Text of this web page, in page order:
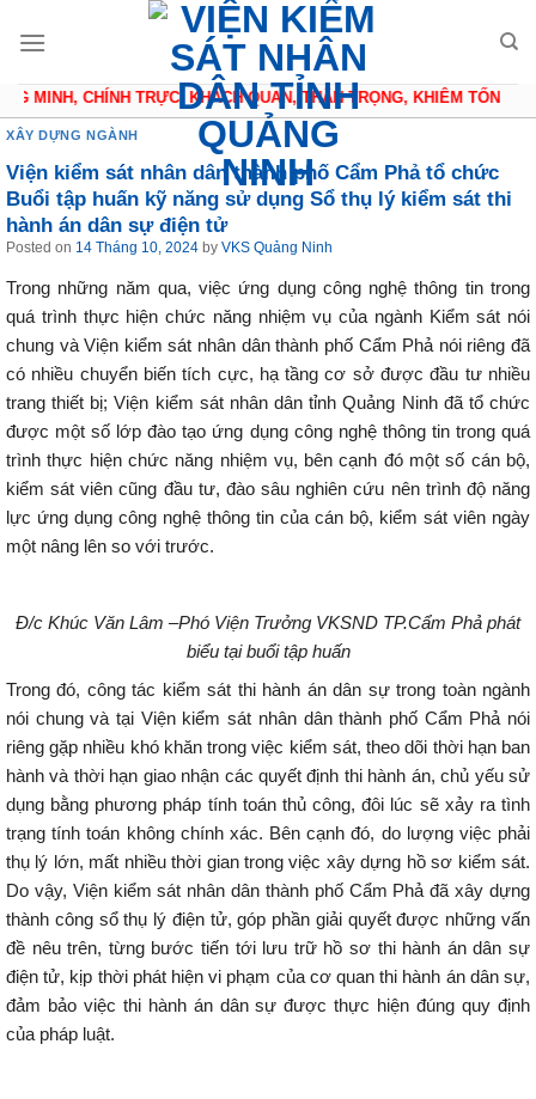
MINH, CHÍNH TRỰC, KHÁCH QUAN, THẬN TRỌNG, KHIÊM TỐN
XÂY DỰNG NGÀNH
Viện kiểm sát nhân dân thành phố Cẩm Phả tổ chức
Buổi tập huấn kỹ năng sử dụng Sổ thụ lý kiểm sát thi
hành án dân sự điện tử
Posted on 14 Tháng 10, 2024 by VKS Quảng Ninh
Trong những năm qua, việc ứng dụng công nghệ thông tin trong
quá trình thực hiện chức năng nhiệm vụ của ngành Kiểm sát nói
chung và Viện kiểm sát nhân dân thành phố Cẩm Phả nói riêng đã
có nhiều chuyển biến tích cực, hạ tầng cơ sở được đầu tư nhiều
trang thiết bị; Viện kiểm sát nhân dân tỉnh Quảng Ninh đã tổ chức
được một số lớp đào tạo ứng dụng công nghệ thông tin trong quá
trình thực hiện chức năng nhiệm vụ, bên cạnh đó một số cán bộ,
kiểm sát viên cũng đầu tư, đào sâu nghiên cứu nên trình độ năng
lực ứng dụng công nghệ thông tin của cán bộ, kiểm sát viên ngày
một nâng lên so với trước.
Đ/c Khúc Văn Lâm –Phó Viện Trưởng VKSND TP.Cẩm Phả phát
biểu tại buổi tập huấn
Trong đó, công tác kiểm sát thi hành án dân sự trong toàn ngành
nói chung và tại Viện kiểm sát nhân dân thành phố Cẩm Phả nói
riêng gặp nhiều khó khăn trong việc kiểm sát, theo dõi thời hạn ban
hành và thời hạn giao nhận các quyết định thi hành án, chủ yếu sử
dụng bằng phương pháp tính toán thủ công, đôi lúc sẽ xảy ra tình
trạng tính toán không chính xác. Bên cạnh đó, do lượng việc phải
thụ lý lớn, mất nhiều thời gian trong việc xây dựng hồ sơ kiểm sát.
Do vậy, Viện kiểm sát nhân dân thành phố Cẩm Phả đã xây dựng
thành công sổ thụ lý điện tử, góp phần giải quyết được những vấn
đề nêu trên, từng bước tiến tới lưu trữ hồ sơ thi hành án dân sự
điện tử, kịp thời phát hiện vi phạm của cơ quan thi hành án dân sự,
đảm bảo việc thi hành án dân sự được thực hiện đúng quy định
của pháp luật.